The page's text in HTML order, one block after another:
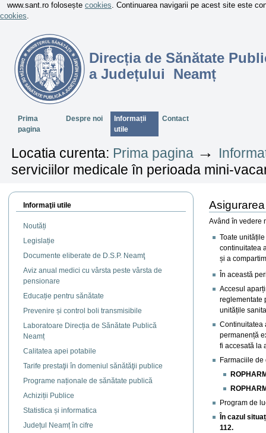
www.sant.ro folosește cookies. Continuarea navigarii pe acest site este
cookies.
Direcția de Sănătate
a Județului Neamț
SectiuniPrima
pagina
Despre noi
Informații
utile
Contact
Locatia curenta: Prima pagina →
serviciilor medicale în perioada mini-
Informaţii utile
Noutăți
Legislație
Documente eliberate de D.S.P. Neamţ
Aviz anual medici cu vârsta peste vârsta de
pensionare
Educație pentru sănătate
Prevenire și control boli transmisibile
Laboratoare Direcția de Sănătate Publică
Neamț
Calitatea apei potabile
Tarife prestaţii în domeniul sănătăţii publice
Programe naționale de sănătate publică
Achiziții Publice
Statistica și informatica
Județul Neamț în cifre
Având în vedere
Toate
continuitatea
și a
În această
Accesul
reglementate
unitățile
Continuitatea
permanență
fi accesată la
Farmaciile
Program de
În cazul
112.